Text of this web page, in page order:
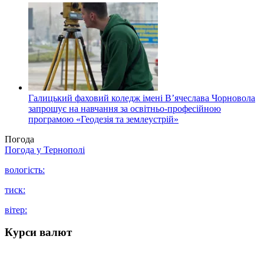
Галицький фаховий коледж імені В’ячеслава Чорновола
запрошує на навчання за освітньо-професійною
програмою «Геодезія та землеустрій»
Погода
Погода у Тернополі
вологість:
тиск:
вітер:
Курси валют